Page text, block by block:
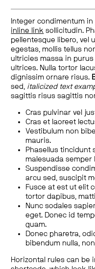
Integer condimentum
inline link sollicitudin.
pellentesque libero, vel
egestas, mollis tellus
ultricies massa in
ultrices. Nulla tortor
dignissim ornare risus.
sed, italicized text
sagittis risus sagittis
Cras pulvinar vel
Cras et laoreet
Vestibulum non
mauris.
Phasellus tincidunt
malesuada semper
Suspendisse
arcu sed, suscipit
Fusce at est ut elit
tortor dapibus,
Nunc sodales
eget. Donec id
quam.
Donec pharetra,
bibendum nulla,
Horizontal rules can be